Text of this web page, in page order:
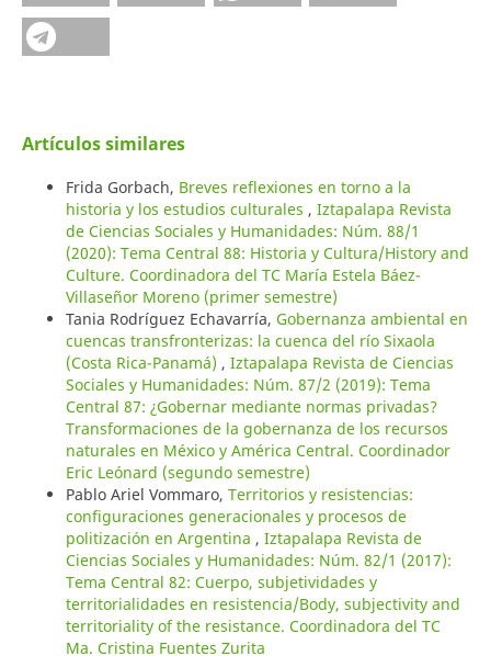
Artículos similares
Frida Gorbach, Breves reflexiones en torno a la
historia y los estudios culturales , Iztapalapa Revista
de Ciencias Sociales y Humanidades: Núm. 88/1
(2020): Tema Central 88: Historia y Cultura/History and
Culture. Coordinadora del TC María Estela Báez-
Villaseñor Moreno (primer semestre)
Tania Rodríguez Echavarría, Gobernanza ambiental en
cuencas transfronterizas: la cuenca del río Sixaola
(Costa Rica-Panamá) , Iztapalapa Revista de Ciencias
Sociales y Humanidades: Núm. 87/2 (2019): Tema
Central 87: ¿Gobernar mediante normas privadas?
Transformaciones de la gobernanza de los recursos
naturales en México y América Central. Coordinador
Eric Leónard (segundo semestre)
Pablo Ariel Vommaro, Territorios y resistencias:
configuraciones generacionales y procesos de
politización en Argentina , Iztapalapa Revista de
Ciencias Sociales y Humanidades: Núm. 82/1 (2017):
Tema Central 82: Cuerpo, subjetividades y
territorialidades en resistencia/Body, subjectivity and
territoriality of the resistance. Coordinadora del TC
Ma. Cristina Fuentes Zurita